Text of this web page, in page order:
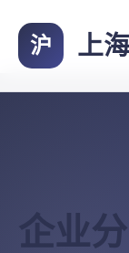
沪 上
企业